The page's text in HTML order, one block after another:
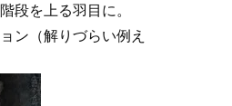
段を上る羽目に。
ン（解りづらい例え